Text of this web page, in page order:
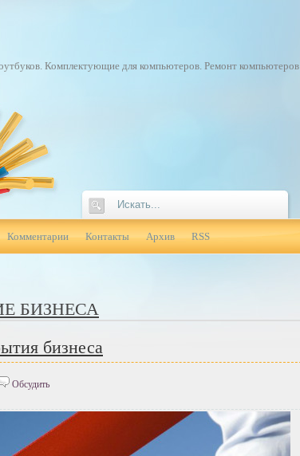
Комплектующие для компьютеров. Ремонт компьютеров
Комментарии Контакты Архив RSS
БИЗНЕСА
бизнеса
Обсудить